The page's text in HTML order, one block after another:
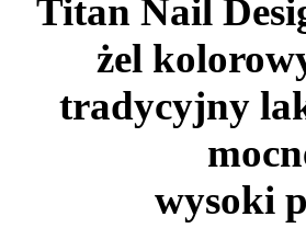
Titan Nail
żel
tradycyjny
wysoki